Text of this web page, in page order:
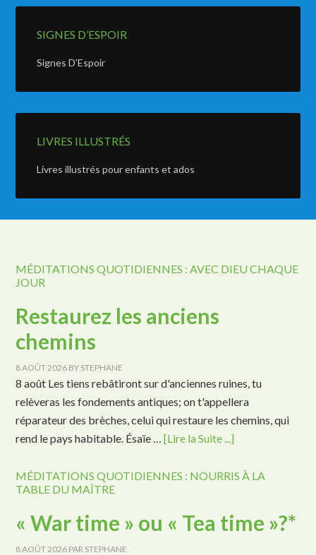
SIGNES D’ESPOIR
Signes D’Espoir
LIVRES ILLUSTRÉS
Livres illustrés pour enfants et ados
MÉDITATIONS QUOTIDIENNES : AVEC DIEU CHAQUE
JOUR
Restaurez les anciens
chemins
8 AOÛT 2026 BY STEPHANE
8 août Les tiens rebâtiront sur d'anciennes ruines, tu
relèveras les fondements antiques; on t'appellera
réparateur des brèches, celui qui restaure les chemins, qui
rend le pays habitable. Ésaïe …[Lire la Suite ...]
MÉDITATIONS QUOTIDIENNES : NOURRIS À LA
TABLE DU MAÎTRE
« War time » ou « Tea time »?*
8 AOÛT 2026 PAR STEPHANE